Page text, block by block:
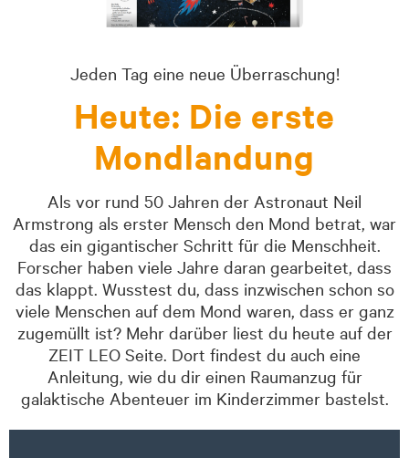
Jeden Tag eine neue Überraschung!
Heute: Die erste
Mondlandung
Als vor rund 50 Jahren der Astronaut Neil
Armstrong als erster Mensch den Mond betrat, war
das ein gigantischer Schritt für die Menschheit.
Forscher haben viele Jahre daran gearbeitet, dass
das klappt. Wusstest du, dass inzwischen schon so
viele Menschen auf dem Mond waren, dass er ganz
zugemüllt ist? Mehr darüber liest du heute auf der
ZEIT LEO Seite. Dort findest du auch eine
Anleitung, wie du dir einen Raumanzug für
galaktische Abenteuer im Kinderzimmer bastelst.